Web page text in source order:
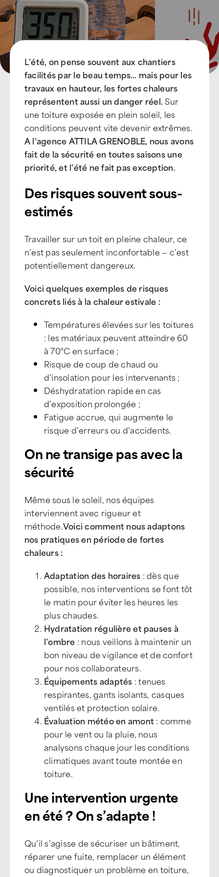
L’été, on pense souvent aux chantiers
facilités par le beau temps… mais pour les
travaux en hauteur, les fortes chaleurs
représentent aussi un danger réel.Sur
une toiture exposée en plein soleil, les
conditions peuvent vite devenir extrêmes.
A l’agence ATTILA GRENOBLE, nous avons
fait de la sécurité en toutes saisons une
priorité, et l’été ne fait pas exception.
Des risques souvent sous-
estimés
Travailler sur un toit en pleine chaleur, ce
n’est pas seulement inconfortable — c’est
potentiellement dangereux.
Voici quelques exemples de risques
concrets liés à la chaleur estivale :
Températures élevées sur les toitures
: les matériaux peuvent atteindre 60
à 70°C en surface ;
Risque de coup de chaud ou
d’insolation pour les intervenants ;
Déshydratation rapide en cas
d’exposition prolongée ;
Fatigue accrue, qui augmente le
risque d’erreurs ou d’accidents.
On ne transige pas avec la
sécurité
Même sous le soleil, nos équipes
interviennent avec rigueur et
méthode.Voici comment nous adaptons
nos pratiques en période de fortes
chaleurs :
Adaptation des horaires : dès que
possible, nos interventions se font tôt
le matin pour éviter les heures les
plus chaudes.
Hydratation régulière et pauses à
l’ombre : nous veillons à maintenir un
bon niveau de vigilance et de confort
pour nos collaborateurs.
Équipements adaptés : tenues
respirantes, gants isolants, casques
ventilés et protection solaire.
Évaluation météo en amont: comme
pour le vent ou la pluie, nous
analysons chaque jour les conditions
climatiques avant toute montée en
toiture.
Une intervention urgente
en été ? On s’adapte !
Qu’il s’agisse de sécuriser un bâtiment,
réparer une fuite, remplacer un élément
ou diagnostiquer un problème en toiture,